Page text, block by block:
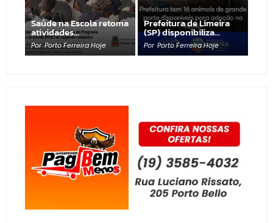
Saúde na Escola retoma
atividades…
Por Porto Ferreira Hoje
Prefeitura de Limeira
(SP) disponibiliza…
Por Porto Ferreira Hoje